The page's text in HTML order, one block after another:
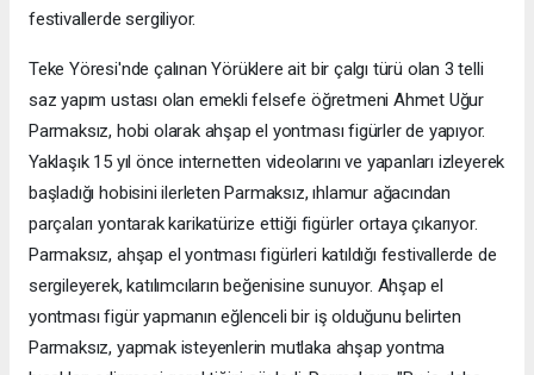
festivallerde sergiliyor.
Teke Yöresi'nde çalınan Yörüklere ait bir çalgı türü olan 3 telli
saz yapım ustası olan emekli felsefe öğretmeni Ahmet Uğur
Parmaksız, hobi olarak ahşap el yontması figürler de yapıyor.
Yaklaşık 15 yıl önce internetten videolarını ve yapanları izleyerek
başladığı hobisini ilerleten Parmaksız, ıhlamur ağacından
parçaları yontarak karikatürize ettiği figürler ortaya çıkarıyor.
Parmaksız, ahşap el yontması figürleri katıldığı festivallerde de
sergileyerek, katılımcıların beğenisine sunuyor. Ahşap el
yontması figür yapmanın eğlenceli bir iş olduğunu belirten
Parmaksız, yapmak isteyenlerin mutlaka ahşap yontma